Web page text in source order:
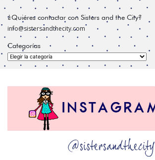
¿Quiéres contactar con Sisters and the City?
info@sistersandthecity.com
Categorías
Categorías
@sistersandthecity